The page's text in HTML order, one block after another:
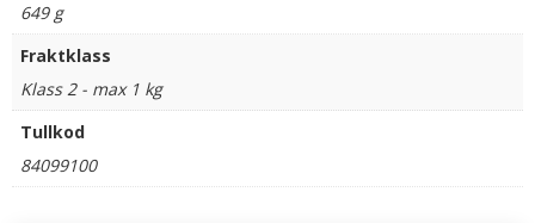
649 g
Fraktklass
Klass 2 - max 1 kg
Tullkod
84099100